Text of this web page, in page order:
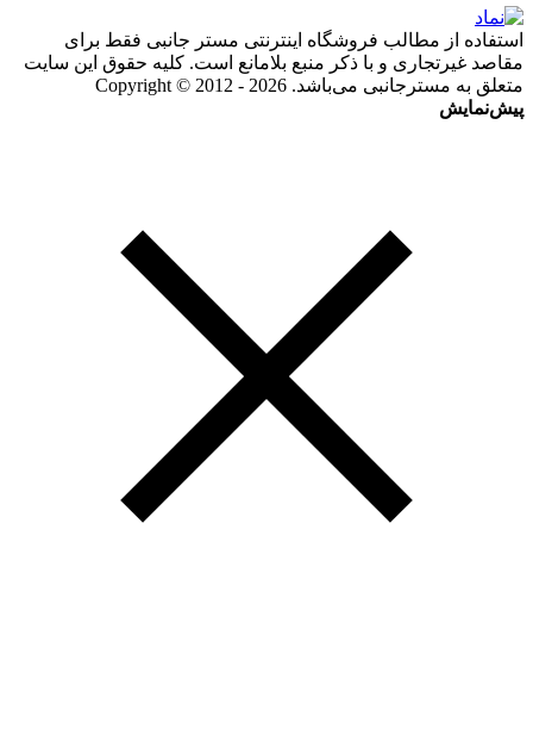
استفاده از مطالب فروشگاه اینترنتی مستر جانبی فقط برای
مقاصد غیرتجاری و با ذکر منبع بلامانع است. کلیه حقوق این سایت
متعلق به مسترجانبی می‌باشد. Copyright © 2012 - 2026
پیش‌نمایش